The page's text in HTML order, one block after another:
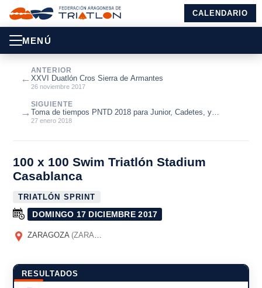
CALENDARIO
MENÚ
←
ANTERIOR
XXVI Duatlón Cros Sierra de Armantes
26 noviembre 2017
SIGUIENTE
Toma de tiempos PNTD 2018 para Junior, Cadetes, y
Paratriatletas
27 enero 2018
→
100 x 100 Swim Triatlón Stadium
Casablanca
TRIATLÓN SPRINT
DOMINGO 17 DICIEMBRE 2017
ZARAGOZA (ZARAGOZA)
RESULTADOS